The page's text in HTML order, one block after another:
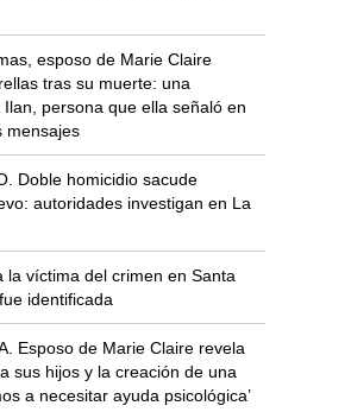
esposo de Marie Claire
tras su muerte: una
Ilan, persona que ella señaló en
mensajes
Doble homicidio sacude
autoridades investigan en La
la víctima del crimen en Santa
identificada
Esposo de Marie Claire revela
sus hijos y la creación de una
a necesitar ayuda psicológica’